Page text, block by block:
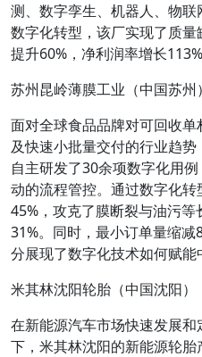
测、数字孪生、机器人、物
数字化转型，该厂实现了质
提升60%，净利润率增长113%
苏州昆岭薄膜工业（中国苏州）
面对全球食品品牌对可回收
及快速小批量交付的行业趋
自主研发了30余项数字化用
动的流程管控。通过数字化
45%，攻克了膜断裂与油污
31%。同时，最小订单量缩
分展现了数字化技术如何赋能
米其林沈阳轮胎（中国沈阳）
在新能源汽车市场快速发展
下，米其林沈阳的新能源轮